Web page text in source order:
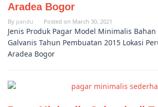
Aradea Bogor
By pandu Posted on March 30, 2021
Jenis Produk Pagar Model Minimalis
Galvanis Tahun Pembuatan 2015 Lokasi
Aradea Bogor